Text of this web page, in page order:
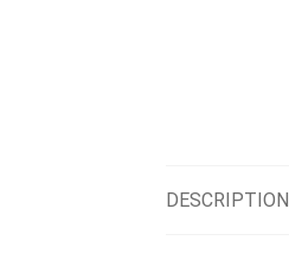
DESCRIPTION